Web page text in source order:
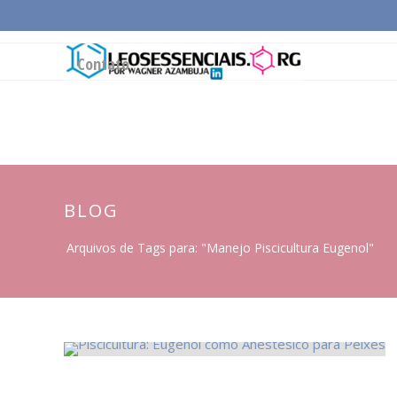
Contato
BLOG
Arquivos de Tags para: "Manejo Piscicultura Eugenol"